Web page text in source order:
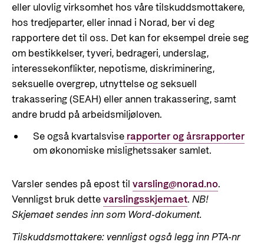
Humanitær og helhetlig innsats
Nansen-programmet for Ukraina
Klima, mat, miljø og energi
Menneskerettigheter og sivilt samfunn
Utdanning og forskning
Likestilling
Helse
Guider og regelverk
Utlysninger og tildelinger
Tilskuddsguiden
Kriterier for bistand
Regelverk for Norads tilskuddsordninger
Statsgarantiordningen for investeringer i
fornybar energi
Norad - Partnerskap med privat sektor
Søke jobb i Norad
Karriere i Norad
Ledige stillinger
Slik er jobbsøkerprosessen i Norad
Spørsmål og svar om jobbmuligheter
Bli med på å bygge fremtidens
bistandsplattform
organisasjon og våre ansatte, styrende
dokumenter og kontaktinformasjon.
Om Norad
Dette gjør Norad
Organisasjonsoversikt
Norads ledelse
Styringsdokument og årsrapporter
Historie
Kontakt
eller ulovlig virksomhet hos våre tilskuddsmottakere,
hos tredjeparter, eller innad i Norad, ber vi deg
rapportere det til oss. Det kan for eksempel dreie seg
om bestikkelser, tyveri, bedrageri, underslag,
interessekonflikter, nepotisme, diskriminering,
seksuelle overgrep, utnyttelse og seksuell
trakassering (SEAH) eller annen trakassering, samt
andre brudd på arbeidsmiljøloven.
Se også kvartalsvise rapporter og årsrapporter
om økonomiske mislighetssaker samlet.
Varsler sendes på epost til varsling@norad.no.
Vennligst bruk dettevarslingsskjemaet. NB!
Skjemaet sendes inn som Word-dokument.
Tilskuddsmottakere: vennligst også legg inn PTA-nr